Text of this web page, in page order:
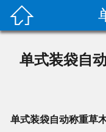

单式装袋自
单式装袋自动称重草